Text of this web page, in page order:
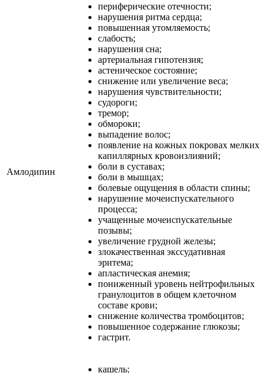
Амлодипин
периферические отечности;
нарушения ритма сердца;
повышенная утомляемость;
слабость;
нарушения сна;
артериальная гипотензия;
астеническое состояние;
снижение или увеличение веса;
нарушения чувствительности;
судороги;
тремор;
обмороки;
выпадение волос;
появление на кожных покровах мелких
капиллярных кровоизлияний;
боли в суставах;
боли в мышцах;
болевые ощущения в области спины;
нарушение мочеиспускательного
процесса;
учащенные мочеиспускательные
позывы;
увеличение грудной железы;
злокачественная экссудативная
эритема;
апластическая анемия;
пониженный уровень нейтрофильных
гранулоцитов в общем клеточном
составе крови;
снижение количества тромбоцитов;
повышенное содержание глюкозы;
гастрит.
кашель;